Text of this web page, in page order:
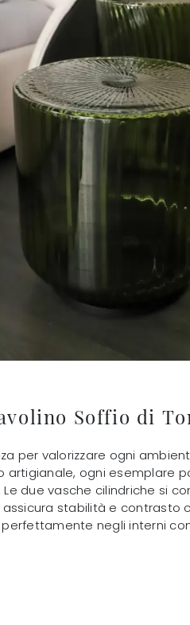
Soffio di
per valorizzare ogni
ogni esemplare
due vasche cilindriche si
stabilità e
negli interni